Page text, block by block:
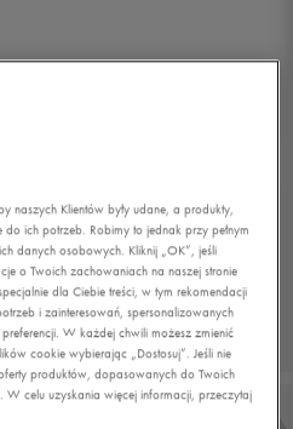
naszych Klientów były udane, a produkty,
ich potrzeb. Robimy to jednak przy pełnym
danych osobowych. Kliknij „OK”, jeśli
o Twoich zachowaniach na naszej stronie
dla Ciebie treści, w tym rekomendacji
i zainteresowań, spersonalizowanych
W każdej chwili możesz zmienić
cookie wybierając „Dostosuj”. Jeśli nie
produktów, dopasowanych do Twoich
W celu uzyskania więcej informacji, przeczytaj